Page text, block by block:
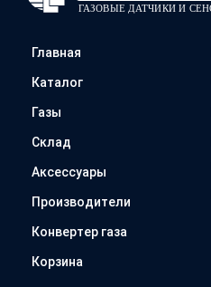
Главная
Каталог
Газы
Склад
Аксессуары
Производители
Конвертер газа
Корзина